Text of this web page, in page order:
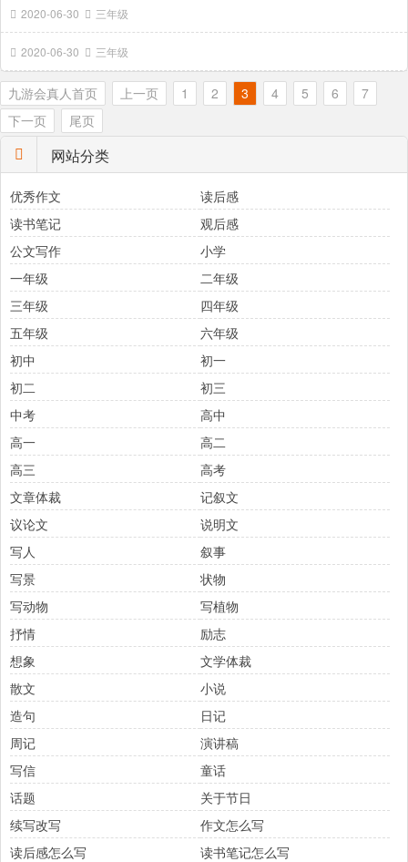
2020-06-30 三年级
2020-06-30 三年级
九游会真人首页 上一页 1 2 3 4 5 6
7
下一页
尾页
网站分类
优秀作文
读后感
读书笔记
观后感
公文写作
小学
一年级
二年级
三年级
四年级
五年级
六年级
初中
初一
初二
初三
中考
高中
高一
高二
高三
高考
文章体裁
记叙文
议论文
说明文
写人
叙事
写景
状物
写动物
写植物
抒情
励志
想象
文学体裁
散文
小说
造句
日记
周记
演讲稿
写信
童话
话题
关于节日
续写改写
作文怎么写
读后感怎么写
读书笔记怎么写